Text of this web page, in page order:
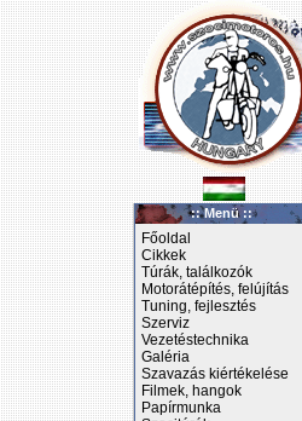
:: Menü ::
Főoldal
Cikkek
Túrák, találkozók
Motorátépítés, felújítás
Tuning, fejlesztés
Szerviz
Vezetéstechnika
Galéria
Szavazás kiértékelése
Filmek, hangok
Papírmunka